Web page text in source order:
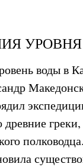
воды в
древние